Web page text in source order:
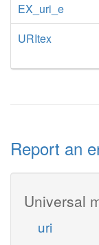
EX_uri_e
URItex
Report an
Universal
uri